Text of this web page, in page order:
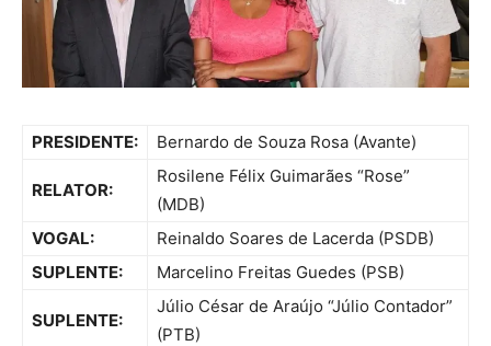
PRESIDENTE: Bernardo de Souza Rosa (Avante)
RELATOR:
Rosilene Félix Guimarães “Rose”
(MDB)
VOGAL:
Reinaldo Soares de Lacerda (PSDB)
SUPLENTE:
Marcelino Freitas Guedes (PSB)
SUPLENTE:
Júlio César de Araújo “Júlio Contador”
(PTB)